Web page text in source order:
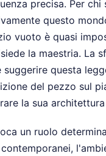
precisa. Per chi
questo
vuoto è quasi
la maestria. La
questa
del pezzo sul
la sua
un ruolo